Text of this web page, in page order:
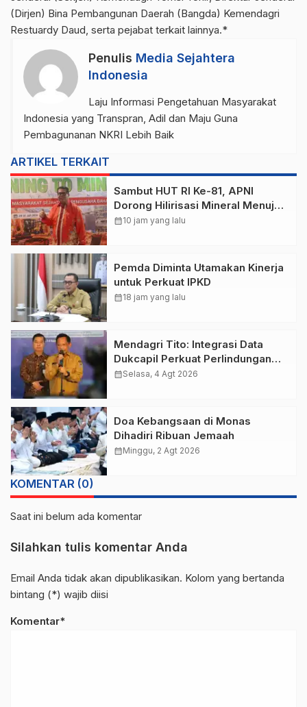
(Dirjen) Bina Pembangunan Daerah (Bangda) Kemendagri
Restuardy Daud, serta pejabat terkait lainnya.*
Penulis Media Sejahtera
Indonesia
Laju Informasi Pengetahuan Masyarakat
Indonesia yang Transpran, Adil dan Maju Guna
Pembagunanan NKRI Lebih Baik
ARTIKEL TERKAIT
Sambut HUT RI Ke-81, APNI
Dorong Hilirisasi Mineral Menuju
Negara Adidaya
calendar_month10 jam yang lalu
Pemda Diminta Utamakan Kinerja
untuk Perkuat IPKD
calendar_month18 jam yang lalu
Mendagri Tito: Integrasi Data
Dukcapil Perkuat Perlindungan
Sosial Tepat Sasaran
calendar_monthSelasa, 4 Agt 2026
Doa Kebangsaan di Monas
Dihadiri Ribuan Jemaah
calendar_monthMinggu, 2 Agt 2026
KOMENTAR (0)
Saat ini belum ada komentar
Silahkan tulis komentar Anda
Email Anda tidak akan dipublikasikan. Kolom yang bertanda
bintang (*) wajib diisi
Komentar*